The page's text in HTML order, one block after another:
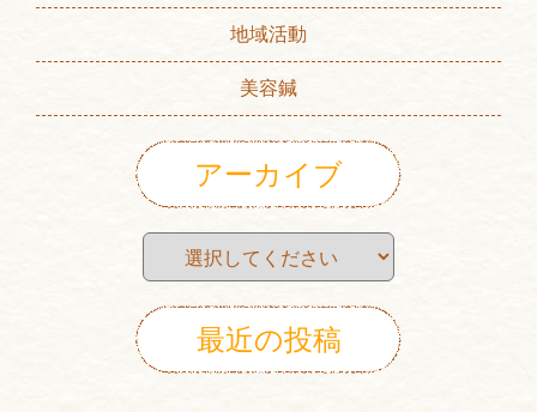
地域活動
美容鍼
アーカイブ
最近の投稿